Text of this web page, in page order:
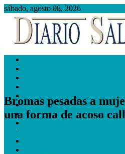
Saltar
contenido
sábado, agosto 08, 2026
Diario Salamanca
Noticias de Salamanca
España
Campo
Bromas pesadas a
una forma de acoso
2 de julio de 2024